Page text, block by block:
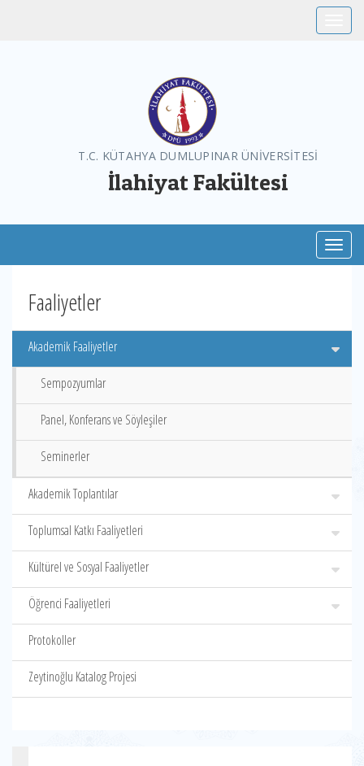
T.C. KÜTAHYA DUMLUPINAR ÜNİVERSİTESİ
İlahiyat Fakültesi
Faaliyetler
Akademik Faaliyetler
Sempozyumlar
Panel, Konferans ve Söyleşiler
Seminerler
Akademik Toplantılar
Toplumsal Katkı Faaliyetleri
Kültürel ve Sosyal Faaliyetler
Öğrenci Faaliyetleri
Protokoller
Zeytinoğlu Katalog Projesi